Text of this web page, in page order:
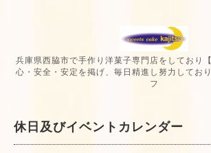
兵庫県西脇市で手作り洋菓子専門店をしており
心・安全・安定を掲げ、毎日精進し努力してお
フ
休日及びイベントカレンダー